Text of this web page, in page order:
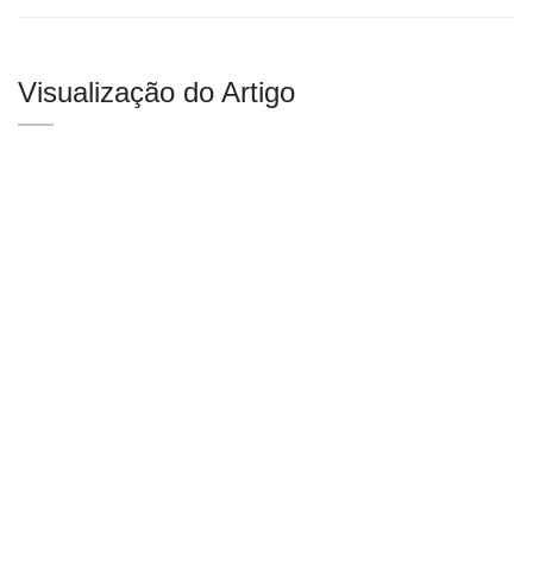
Visualização do Artigo